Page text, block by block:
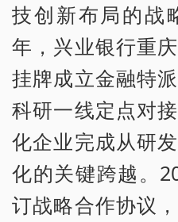
技创新布局的战
年，兴业银行重
挂牌成立金融特
科研一线定点对
化企业完成从研
化的关键跨越。
订战略合作协议